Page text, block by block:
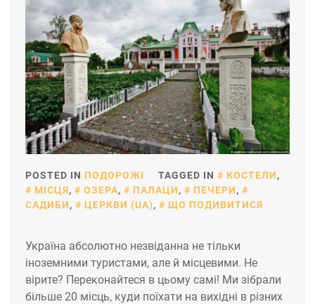
POSTED IN ПОДОРОЖІ TAGGED IN КОСТЕЛИ,
МІСЦЯ, ОЗЕРА, ПАЛАЦИ, ПЕЧЕРИ,
САДИБИ, ЦЕРКВИ (UA), ЩО ПОДИВИТИСЯ
Україна абсолютно незвіданна не тільки
іноземними туристами, але й місцевими. Не
вірите? Переконайтеся в цьому самі! Ми зібрали
більше 20 місць, куди поїхати на вихідні в різних